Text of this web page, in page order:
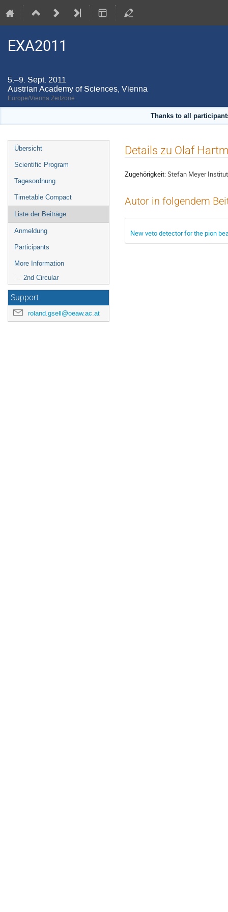
EXA2011
5.–9. Sept. 2011
Austrian Academy of Sciences, Vienna
Europe/Vienna Zeitzone
Thanks to all
Veranstaltungsmenü
Übersicht
Scientific Program
Tagesordnung
Timetable Compact
Liste der Beiträge
Anmeldung
Participants
More Information
2nd Circular
Support
roland.gsell@oeaw.ac.at
Details zu Olaf
Zugehörigkeit:Stefan Meyer
Autor in folgendem
New veto detector for the pion